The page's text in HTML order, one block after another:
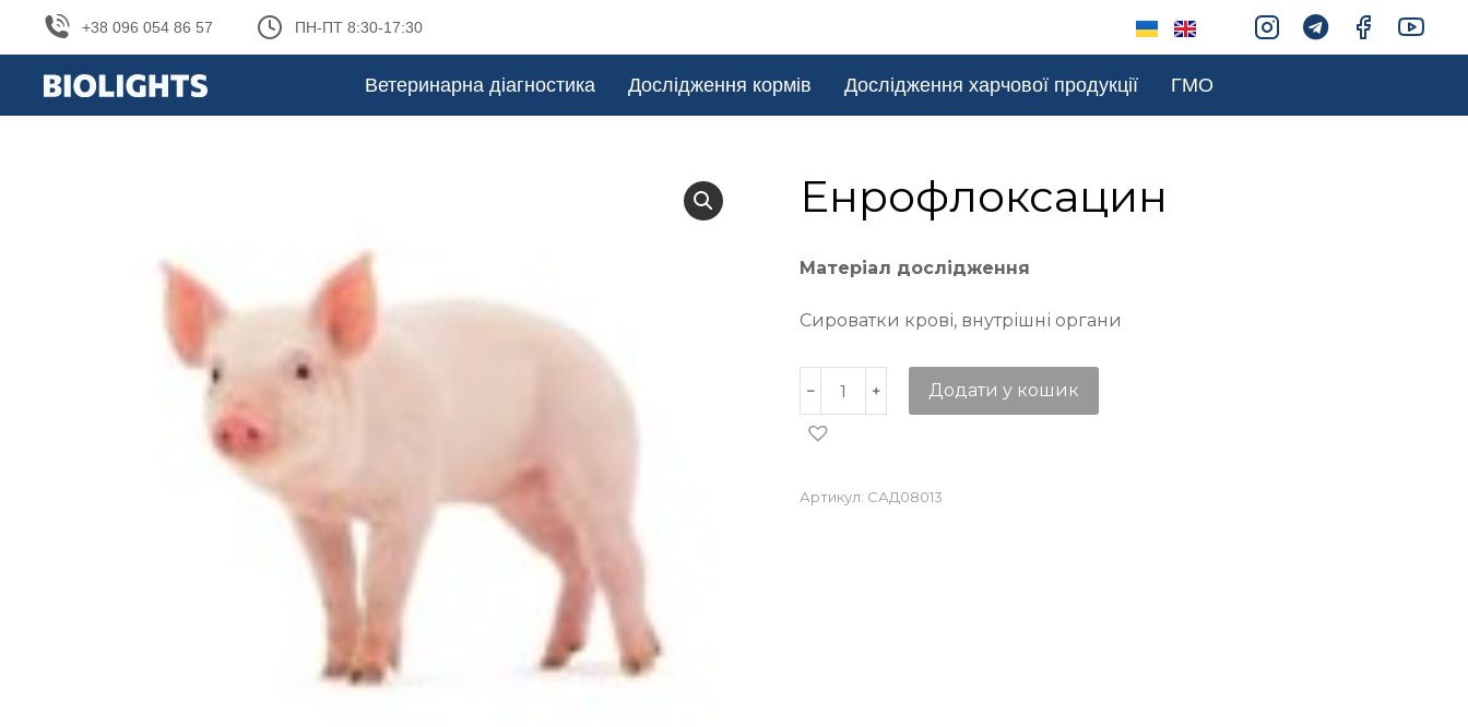
+38 096 054 86 57 ПН-ПТ 8:30-17:30
Ветеринарна діагностика Дослідження кормів Дослідження харчової продукції ГМО
Енрофлоксацин
Матеріал дослідження
Сироватки крові, внутрішні органи
Додати у кошик
Артикул: САД08013